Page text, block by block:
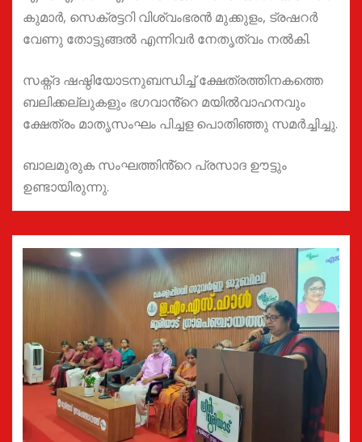
കുമാർ, സെക്രട്ടറി വിശ്വംഭരൻ മുക്കുളം, ട്രഷറർ
വേണു തോട്ടുങ്ങൽ എന്നിവർ നേതൃത്വം നൽകി.
സക്ന്ദ ഷഷ്ഠിയോടനുബന്ധിച്ച് ക്ഷേത്രത്തിനകത്തെ
ബലിക്കല്ലുകളും ഭഗവാൻ്റെ മയിൽവാഹനവും
ക്ഷേത്രം മാതൃസംഘം പിച്ചള പൊതിഞ്ഞു സമർച്ചിച്ചു.
ബാലമുരുക സംഘത്തിൻ്റെ പ്രസാദ ഊട്ടും
ഉണ്ടായിരുന്നു.